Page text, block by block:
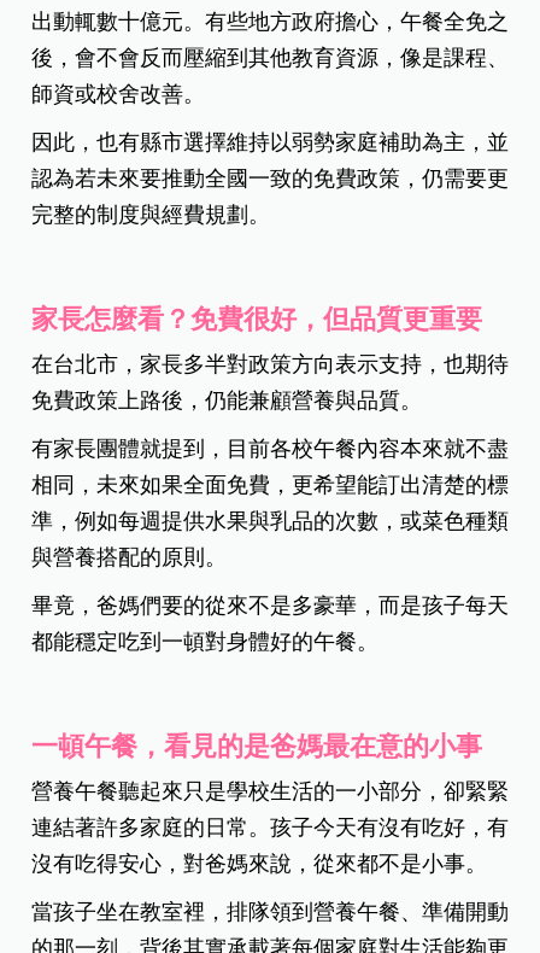
出動輒數十億元。有些地方政府擔心，午餐全免之
後，會不會反而壓縮到其他教育資源，像是課程、
師資或校舍改善。
因此，也有縣市選擇維持以弱勢家庭補助為主，並
認為若未來要推動全國一致的免費政策，仍需要更
完整的制度與經費規劃。
家長怎麼看？免費很好，但品質更重要
在台北市，家長多半對政策方向表示支持，也期待
免費政策上路後，仍能兼顧營養與品質。
有家長團體就提到，目前各校午餐內容本來就不盡
相同，未來如果全面免費，更希望能訂出清楚的標
準，例如每週提供水果與乳品的次數，或菜色種類
與營養搭配的原則。
畢竟，爸媽們要的從來不是多豪華，而是孩子每天
都能穩定吃到一頓對身體好的午餐。
一頓午餐，看見的是爸媽最在意的小事
營養午餐聽起來只是學校生活的一小部分，卻緊緊
連結著許多家庭的日常。孩子今天有沒有吃好，有
沒有吃得安心，對爸媽來說，從來都不是小事。
當孩子坐在教室裡，排隊領到營養午餐、準備開動
的那一刻，背後其實承載著每個家庭對生活能夠更